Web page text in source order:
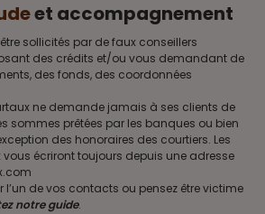
et accompagnement
sollicités par de faux conseillers
des crédits et/ou vous demandant de
des fonds, des coordonnées
ne demande jamais à ses clients de
sommes prêtées par les banques ou bien
des honoraires des courtiers. Les
vous écriront toujours depuis une adresse
l’un de vos contacts ou pensez être victime
notre guide.